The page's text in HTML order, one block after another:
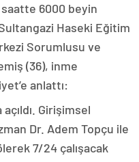
6000 beyin
Haseki Eğitim
Sorumlusu ve
(36), inme
anlattı:
açıldı. Girişimsel
Dr. Adem Topçu ile
7/24 çalışacak